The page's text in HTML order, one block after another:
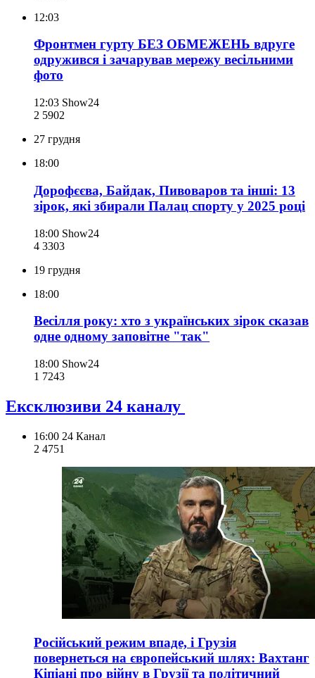
12:03
Фронтмен гурту БЕЗ ОБМЕЖЕНЬ вдруге
одружився і зачарував мережу весільними
фото
12:03 Show24
2 5902
27 грудня
18:00
Дорофєєва, Байдак, Пивоваров та інші: 13
зірок, які збирали Палац спорту у 2025 році
18:00 Show24
4 3303
19 грудня
18:00
Весілля року: хто з українських зірок сказав
одне одному заповітне "так"
18:00 Show24
1 7243
Ексклюзиви 24 каналу
16:00 24 Канал
2 4751
Російський режим впаде, і Грузія
повернеться на європейський шлях: Вахтанг
Кіпіані про війну в Грузії та політичний